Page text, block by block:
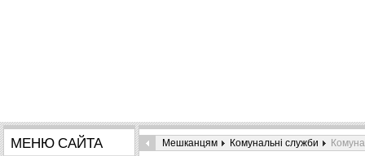
Мешканцям Комунальні служби
МЕНЮ САЙТА